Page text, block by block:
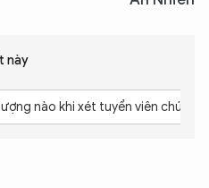
này
nào khi xét tuyển viên chức?